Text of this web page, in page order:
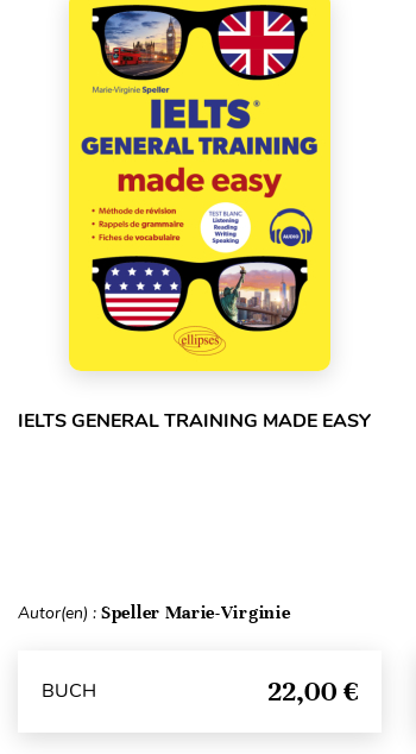
IELTS GENERAL TRAINING MADE EASY
Autor(en) : Speller Marie-Virginie
BUCH 22,00 €